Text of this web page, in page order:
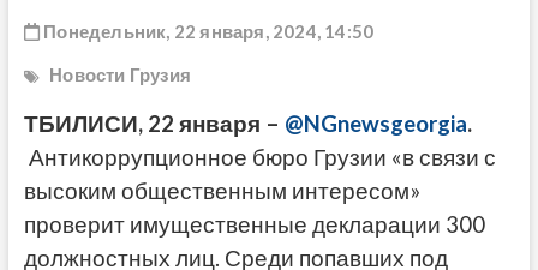
Понедельник, 22 января, 2024, 14:50
Новости Грузия
ТБИЛИСИ, 22 января – @NGnewsgeorgia.
Антикоррупционное бюро Грузии «в связи с
высоким общественным интересом»
проверит имущественные декларации 300
должностных лиц. Среди попавших под